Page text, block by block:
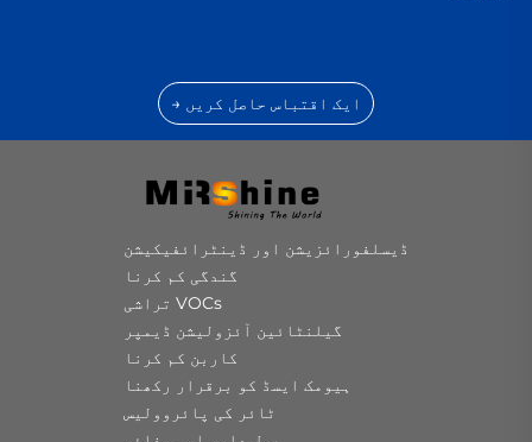
ایک اقتباس حاصل کریں →
ڈیسلفورائزیشن اور ڈینٹرائفیکیشن
گندگی کم کرنا
VOCs تراشی
گیلنٹائین آئزولیشن ڈیمپر
کاربن کم کرنا
ہیومک ایسڈ کو برقرار رکھنا
ٹائر کی پائروولیس